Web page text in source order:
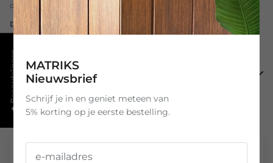
ontbijttafel.
Design Armi Ratia
Specificaties
Klantbeoordelingen
MATRIKS
Nieuwsbrief
Schrijf je in en geniet meteen van
5% korting op je eerste bestelling.
★ Beoordelingen